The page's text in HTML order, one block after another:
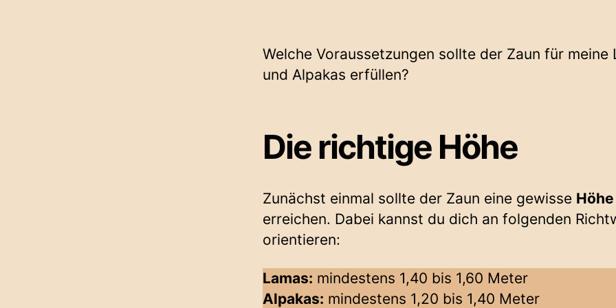
Welche Voraussetzungen sollte der Zaun für meine
und Alpakas erfüllen?
Die richtige Höhe
Zunächst einmal sollte der Zaun eine gewisse Höhe
erreichen. Dabei kannst du dich an folgenden
orientieren:
Lamas: mindestens 1,40 bis 1,60 Meter
Alpakas: mindestens 1,20 bis 1,40 Meter